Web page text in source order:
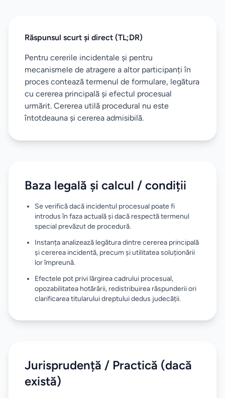
Răspunsul scurt și direct (TL;DR)
Pentru cererile incidentale și pentru
mecanismele de atragere a altor participanți în
proces contează termenul de formulare, legătura
cu cererea principală și efectul procesual
urmărit. Cererea utilă procedural nu este
întotdeauna și cererea admisibilă.
Baza legală și calcul / condiții
Se verifică dacă incidentul procesual poate fi
introdus în faza actuală și dacă respectă termenul
special prevăzut de procedură.
Instanța analizează legătura dintre cererea principală
și cererea incidentă, precum și utilitatea soluționării
lor împreună.
Efectele pot privi lărgirea cadrului procesual,
opozabilitatea hotărârii, redistribuirea răspunderii ori
clarificarea titularului dreptului dedus judecății.
Jurisprudență / Practică (dacă
există)